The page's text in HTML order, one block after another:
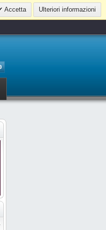
Accetta Ulteriori informazioni